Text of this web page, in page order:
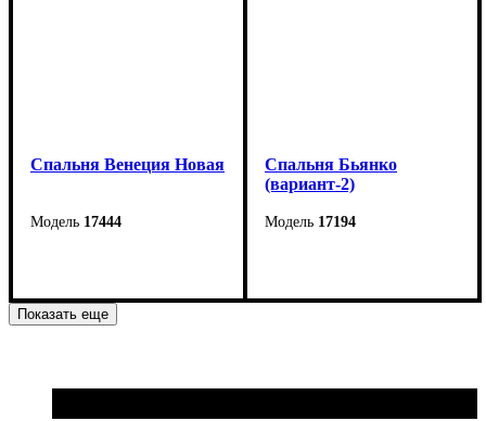
Спальня Венеция Новая
17444
Спальня Бьянко
(вариант-2)
17194
Показать еще